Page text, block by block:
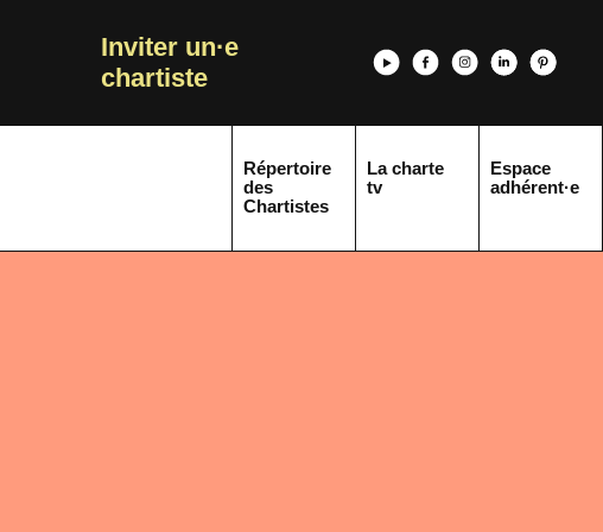
Inviter un·e
chartiste
Répertoire
des
Chartistes
La charte
tv
Espace
adhérent·e